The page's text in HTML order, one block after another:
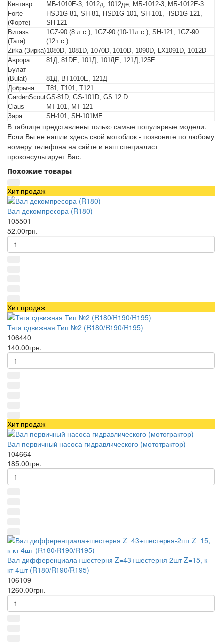
Кентавр
МБ-1010Е-3, 1012д, 1012де, МБ-1012-3, МБ-1012Е-3
Forte
(Форте)
HSD1G-81, SH-81, HSD1G-101, SH-101, HSD1G-121,
SH-121
Витязь
(Тата)
1GZ-90 (8 л.с.), 1GZ-90 (10-11л.с.), SH-121, 1GZ-90
(12л.с.)
Zirka (Зирка)1080D, 1081D, 1070D, 1010D, 1090D, LX1091D, 1012D
Аврора
81Д, 81DE, 101Д, 101ДЕ, 121Д,125Е
Булат
(Bulat)
81Д, BT1010E, 121Д
Добрыня
T81, T101, T121
GardenScoutGS-81D, GS-101D, GS 12 D
Claus
MT-101, MT-121
Заря
SH-101, SH-101ME
В таблице представлены только самые популярные модели.
Если Вы не нашли здесь свой мотоблок - позвоните по любому
номеру телефона на сайте и наш специалист
проконсультирует Вас.
Похожие товары
Хит продаж
Вал декомпресора (R180)
105501
52.00грн.
Хит продаж
Тяга сдвижная Тип №2 (R180/R190/R195)
106440
140.00грн.
Хит продаж
Вал первичный насоса гидравлического (мототрактор)
104664
185.00грн.
Вал дифференциала+шестерня Z=43+шестерня-2шт Z=15, к-
кт 4шт (R180/R190/R195)
106109
1260.00грн.